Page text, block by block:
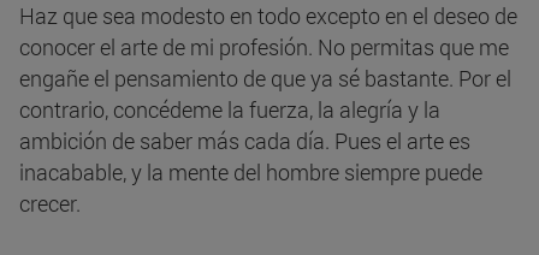
Haz que sea modesto en todo excepto en el deseo de
conocer el arte de mi profesión. No permitas que me
engañe el pensamiento de que ya sé bastante. Por el
contrario, concédeme la fuerza, la alegría y la
ambición de saber más cada día. Pues el arte es
inacabable, y la mente del hombre siempre puede
crecer.